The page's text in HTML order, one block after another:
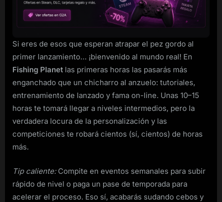
Si eres de esos que esperan atrapar el pez gordo al
primer lanzamiento… ¡bienvenido al mundo real! En
Fishing Planet las primeras horas las pasarás más
enganchado que un chicharro al anzuelo: tutoriales,
entrenamiento de lanzado y fama on-line. Unas 10–15
horas te tomará llegar a niveles intermedios, pero la
verdadera locura de la personalización y las
competiciones te robará cientos (sí, cientos) de horas
más.
Tip caliente:Compite en eventos semanales para subir
rápido de nivel o paga un pase de temporada para
acelerar el proceso. Eso sí, acabarás sudando cebos y